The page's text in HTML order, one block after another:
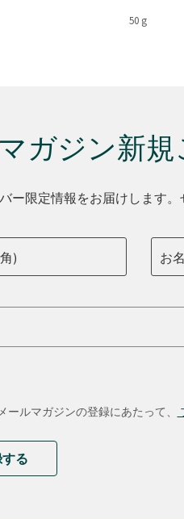
50 g
ガジン新規
ー限定情報をお届けします
) お
ールマガジンの登録にあたって、
る